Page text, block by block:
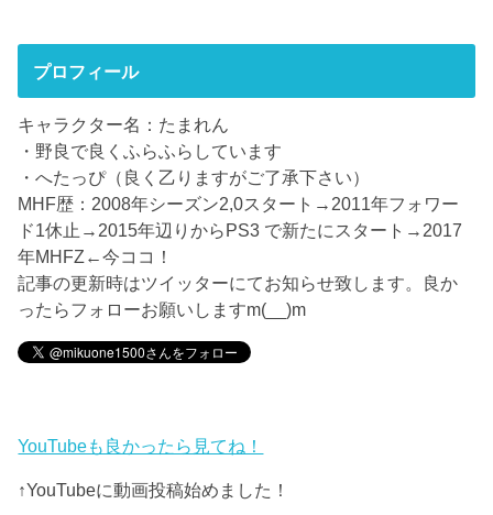
プロフィール
キャラクター名：たまれん
・野良で良くふらふらしています
・へたっぴ（良く乙りますがご了承下さい）
MHF歴：2008年シーズン2,0スタート→2011年フォワー
ド1休止→2015年辺りからPS3 で新たにスタート→2017
年MHFZ←今ココ！
記事の更新時はツイッターにてお知らせ致します。良か
ったらフォローお願いしますm(__)m
YouTubeも良かったら見てね！
↑YouTubeに動画投稿始めました！